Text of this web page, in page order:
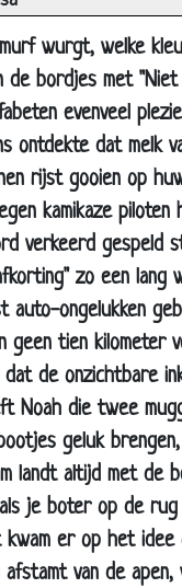
wurgt, welke
de bordjes met
evenveel
ontdekte dat melk
rijst gooien op
kamikaze piloten
verkeerd gespeld
zo een lang
auto-ongelukken
geen tien kilometer
dat de onzichtbare
Noah die twee
geluk
landt altijd met de
je boter op de rug
kwam er op het
afstamt van de
Pis
dario moet je deze
Discriminatie
Vissen
veger
op bezoek in
& Verstandje
en Moos
Koning
Lief meisje
root witte rider
poesje